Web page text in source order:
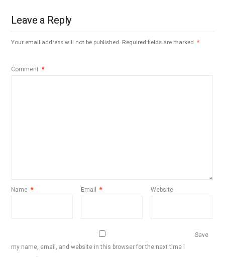
Leave a Reply
Your email address will not be published. Required fields are marked *
Comment *
Name * Email * Website
Save
my name, email, and website in this browser for the next time I